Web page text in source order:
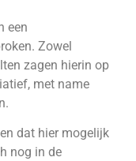
een
Zowel
zagen hierin op
met name
dat hier mogelijk
nog in de